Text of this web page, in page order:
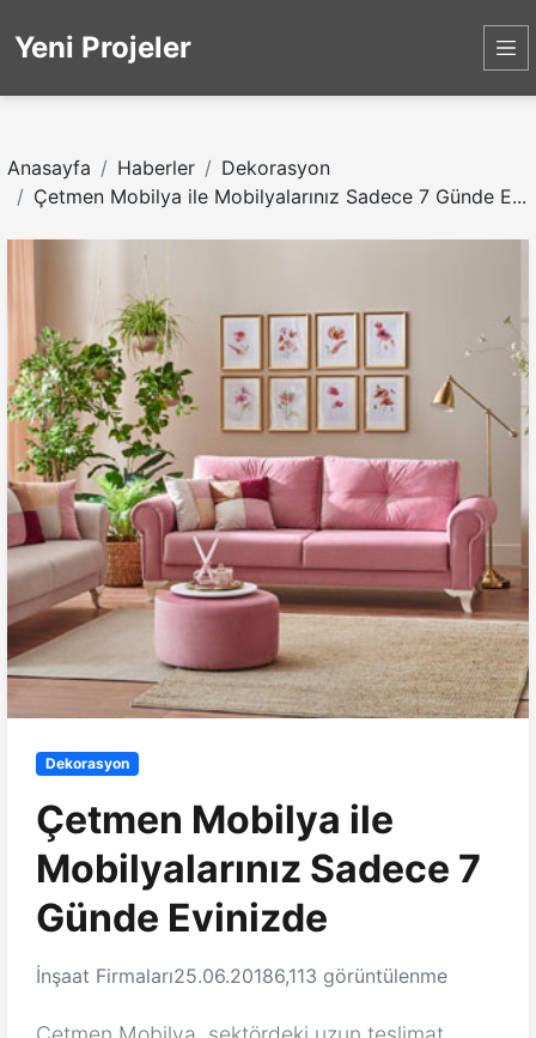
Yeni Projeler
Anasayfa Haberler
Dekorasyon
Çetmen Mobilya ile Mobilyalarınız Sadece 7 Günde E...
Dekorasyon
Çetmen Mobilya ile
Mobilyalarınız Sadece 7
Günde Evinizde
İnşaat Firmaları25.06.20186,113 görüntülenme